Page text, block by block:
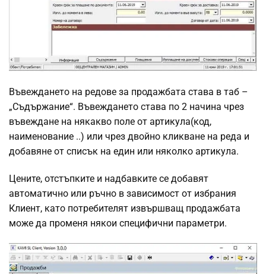
Въвеждането на редове за продажбата става в таб –
„Съдържание“. Въвеждането става по 2 начина чрез
въвеждане на някакво поле от артикула(код,
наименование ..) или чрез двойно кликване на реда и
добавяне от списък на един или няколко артикула.
Цените, отстъпките и надбавките се добавят
автоматично или ръчно в зависимост от избрания
Клиент, като потребителят извършващ продажбата
може да променя някои специфични параметри.